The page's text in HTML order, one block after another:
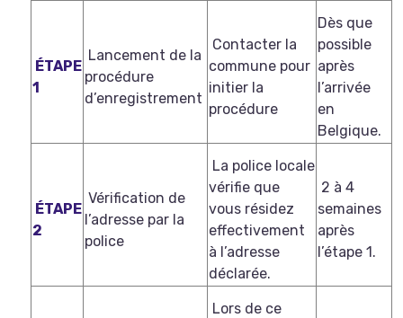
ÉTAPE
1
Lancement de la
procédure
d’enregistrement
Contacter la
commune pour
initier la
procédure
Dès que
possible
après
l’arrivée
en
Belgique.
ÉTAPE
2
Vérification de
l’adresse par la
police
La police locale
vérifie que
vous résidez
effectivement
à l’adresse
déclarée.
2 à 4
semaines
après
l’étape 1.
Lors de ce